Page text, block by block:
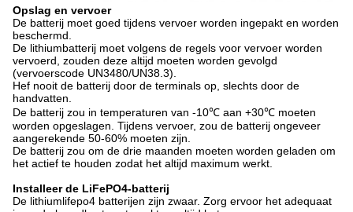
Opslag en vervoer
De batterij moet goed tijdens vervoer worden ingepakt en worden
beschermd.
De lithiumbatterij moet volgens de regels voor vervoer worden
vervoerd, zouden deze altijd moeten worden gevolgd
(vervoerscode UN3480/UN38.3).
Hef nooit de batterij door de terminals op, slechts door de
handvatten.
De batterij zou in temperaturen van -10℃ aan +30℃ moeten
worden opgeslagen. Tijdens vervoer, zou de batterij ongeveer
aangerekende 50-60% moeten zijn.
De batterij zou om de drie maanden moeten worden geladen om
het actief te houden zodat het altijd maximum werkt.
Installeer de LiFePO4-batterij
De lithiumlifepo4 batterijen zijn zwaar. Zorg ervoor het adequaat